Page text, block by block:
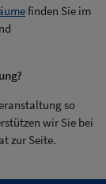
finden Sie im
so
wir Sie bei
zur Seite.